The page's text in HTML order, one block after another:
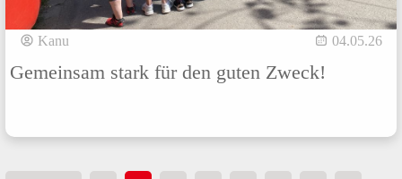
Kanu 04.05.26
Gemeinsam stark für den guten Zweck!